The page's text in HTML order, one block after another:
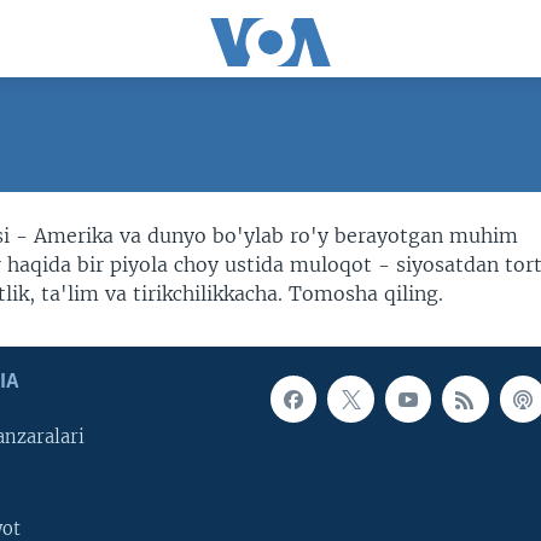
- Amerika va dunyo bo'ylab ro'y berayotgan muhim
haqida bir piyola choy ustida muloqot - siyosatdan
ta'lim va tirikchilikkacha. Tomosha qiling.